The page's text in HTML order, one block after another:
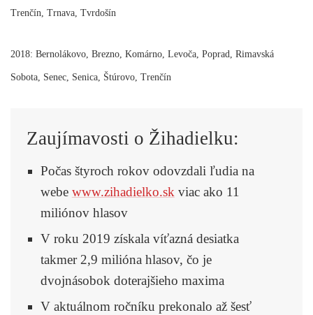
Trenčín, Trnava, Tvrdošín
2018: Bernolákovo, Brezno, Komárno, Levoča, Poprad, Rimavská
Sobota, Senec, Senica, Štúrovo, Trenčín
Zaujímavosti o Žihadielku:
Počas štyroch rokov odovzdali ľudia na
webe www.zihadielko.skviac ako 11
miliónov hlasov
V roku 2019 získala víťazná desiatka
takmer 2,9 milióna hlasov, čo je
dvojnásobok doterajšieho maxima
V aktuálnom ročníku prekonalo až šesť